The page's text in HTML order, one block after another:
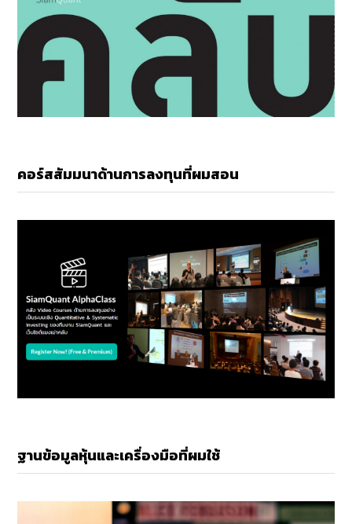
คอร์สสัมมนาด้านการลงทุนที่ผมสอน
ฐานข้อมูลหุ้นและเครื่องมือที่ผมใช้